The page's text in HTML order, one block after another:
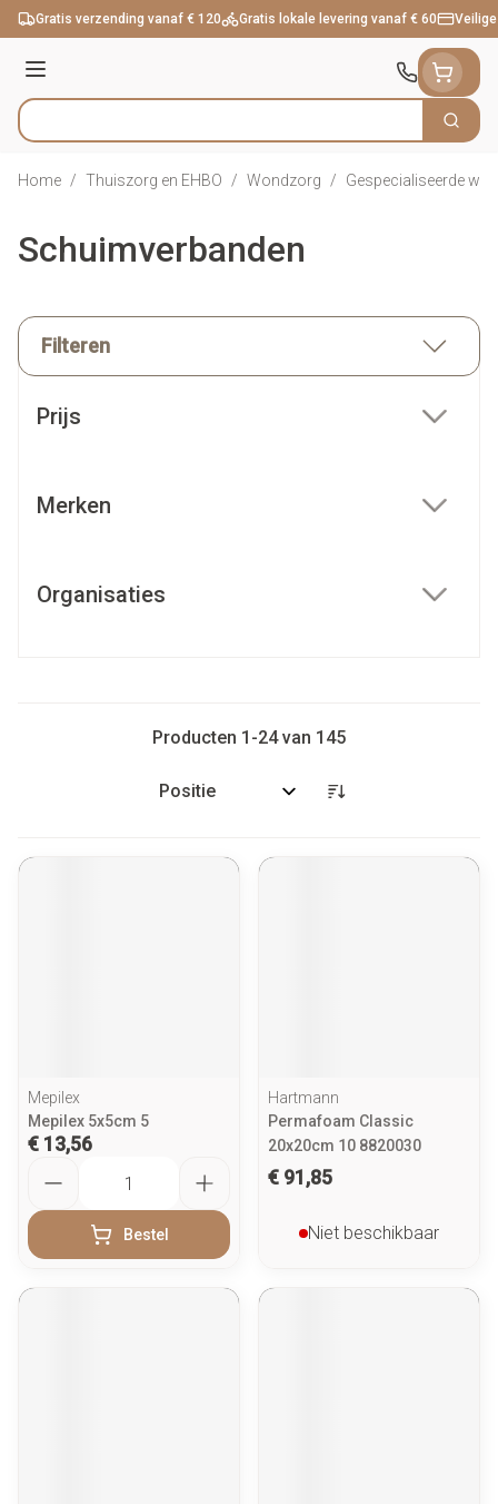
Ga naar de inhoud
Gratis verzending vanaf € 120 Gratis lokale levering vanaf € 60
Menu
Product, merk, categorie... Zoek
Home / Thuiszorg en EHBO / Wondzorg / Gespecialiseerde
Schuimverbanden
Filteren
Prijs
Merken
Organisaties
Producten 1 -24van 145
Sorteer op:
Mepilex
Mepilex 5x5cm 5
€ 13,56
Bestel
Hartmann
Permafoam Classic
20x20cm 10 8820030
€ 91,85
Niet beschikbaar